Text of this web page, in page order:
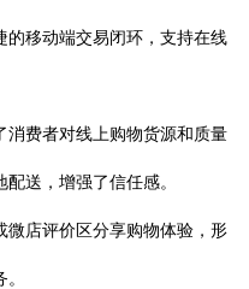
的移动端交易闭环，支持在线
消费者对线上购物货源和质量
送，增强了信任感。
微店评价区分享购物体验，形